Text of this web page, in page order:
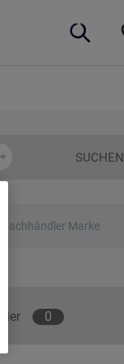
SUCHEN
Fachhändler Marke
0